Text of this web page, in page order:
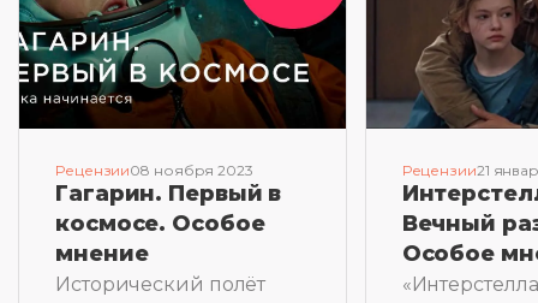
Рецензии08 ноября 2023
Гагарин. Первый в
космосе. Особое
мнение
Исторический полёт
Рецензии21
Вечный
Особое